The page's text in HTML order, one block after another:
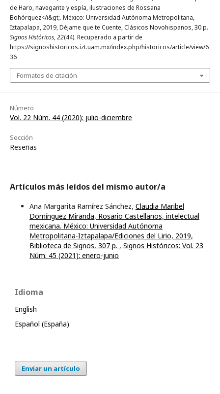
de Haro, navegante y espía, ilustraciones de Rossana
Bohórquez</i&gt;. México: Universidad Autónoma Metropolitana,
Iztapalapa, 2019, Déjame que te Cuente, Clásicos Novohispanos, 30 p.
Signos Históricos,22(44). Recuperado a partir de
https://signoshistoricos.izt.uam.mx/index.php/historicos/article/view/6
36
Formatos de citación
Número
Vol. 22 Núm. 44 (2020): julio-diciembre
Sección
Reseñas
Artículos más leídos del mismo autor/a
Ana Margarita Ramírez Sánchez, Claudia Maribel
Domínguez Miranda, Rosario Castellanos, intelectual
mexicana. México: Universidad Autónoma
Metropolitana-Iztapalapa/Ediciones del Lirio, 2019,
Biblioteca de Signos, 307 p. , Signos Históricos: Vol. 23
Núm. 45 (2021): enero-junio
Idioma
English
Español (España)
Enviar un artículo